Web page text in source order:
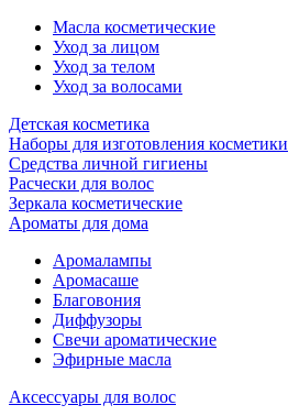
Масла косметические
Уход за лицом
Уход за телом
Уход за волосами
Детская косметика
Наборы для изготовления косметики
Средства личной гигиены
Расчески для волос
Зеркала косметические
Ароматы для дома
Аромалампы
Аромасаше
Благовония
Диффузоры
Свечи ароматические
Эфирные масла
Аксессуары для волос